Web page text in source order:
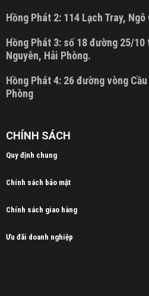
Hồng Phát 2: 114 Lạch Tray,
Hồng Phát 3: số 18 đường 25/10
Nguyên, Hải Phòng.
Hồng Phát 4: 26 đường vòng
Phòng
CHÍNH SÁCH
Quy định chung
Chính sách bảo mật
Chính sách giao hàng
Ưu đãi doanh nghiệp